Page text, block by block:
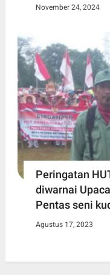
November 24, 2024
Peringatan
diwarnai
Pentas seni
Agustus 17, 2023